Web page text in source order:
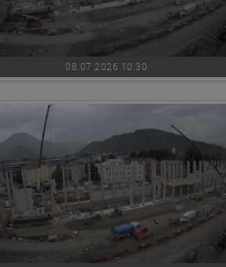
08.07.2026 10:30